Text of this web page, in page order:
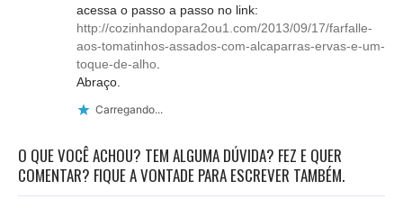
acessa o passo a passo no link:
http://cozinhandopara2ou1.com/2013/09/17/farfalle-
aos-tomatinhos-assados-com-alcaparras-ervas-e-um-
toque-de-alho
Abraço.
Carregando...
O QUE VOCÊ ACHOU? TEM ALGUMA DÚVIDA? FEZ E QUER
COMENTAR? FIQUE A VONTADE PARA ESCREVER TAMBÉM.